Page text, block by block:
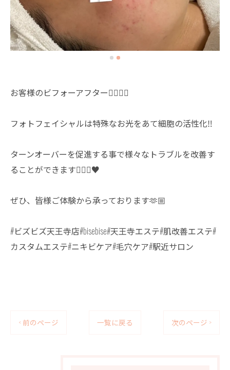
お客様のビフォーアフター💆🏼‍♀️✨
フォトフェイシャルは特殊なお光をあて細胞の活性化‼️
ターンオーバーを促進する事で様々なトラブルを改善す
ることができます💆🏼‍♀️♥️
ぜひ、皆様ご体験から承っております🫶🏼
#ビズビズ天王寺店#bisebise#天王寺エステ#肌改善エステ#
カスタムエステ#ニキビケア#毛穴ケア#駅近サロン
< 前のページ 一覧に戻る 次のページ >